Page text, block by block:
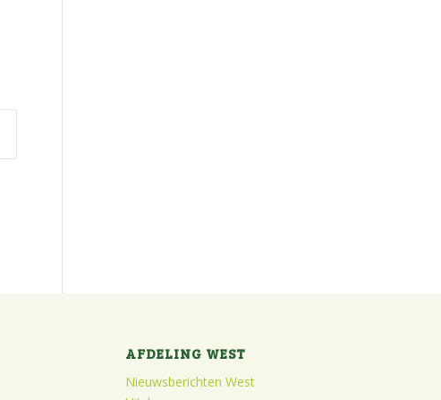
AFDELING WEST
Nieuwsberichten West